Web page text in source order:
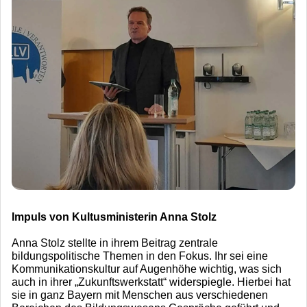
Impuls von Kultusministerin Anna Stolz
Anna Stolz stellte in ihrem Beitrag zentrale
bildungspolitische Themen in den Fokus. Ihr sei eine
Kommunikationskultur auf Augenhöhe wichtig, was sich
auch in ihrer „Zukunftswerkstatt“ widerspiegle. Hierbei hat
sie in ganz Bayern mit Menschen aus verschiedenen